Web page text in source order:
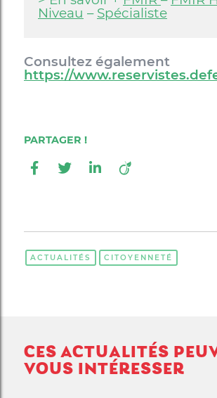
Niveau – Spécialiste
Consultez également
https://
ACTUALITÉS CITOYENNETÉ
CES ACTUALITÉS
VOUS INTÉRESSER